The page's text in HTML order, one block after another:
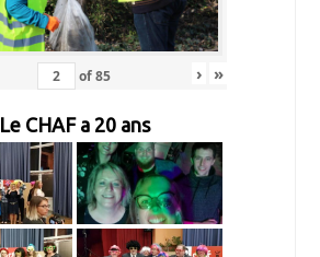
of85 › »
Le CHAF a 20 ans